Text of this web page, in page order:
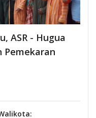
ASR - Hugua
Pemekaran